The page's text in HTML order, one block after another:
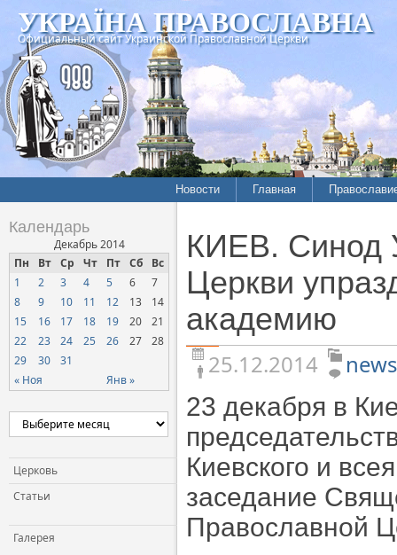
УКРАЇНА ПРАВОСЛАВНА
Официальный сайт Украинской Православной Церкви
Новости
Межконфессиональные
отношения
Нарушения прав
верующих
Официальная хроника
Расколы, ереси, секты
СОЦИАЛЬНОЕ
Церковь и власть
Церковь и общество
Церковь и СМИ
Главная
История
Хроники
Календарь
Декабрь 2014
Пн
Вт Ср Чт Пт Сб Вс
« Ноя Янв »
1 2 3 4 5 6
7
8
9 10 11 12 13
14
15
16 17 18 19 20
21
22
23 24 25 26 27
28
29
30 31
Церковь
Статьи
Галерея
КИЕВ. Синод
Церкви
академию
25.12.2014
news
23 декабря в
Киевского и
заседание
Православной